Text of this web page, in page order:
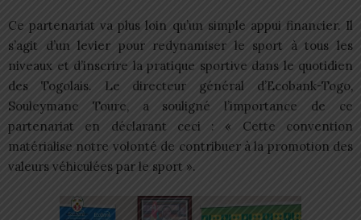
Ce partenariat va plus loin qu’un simple appui financier. Il
s’agit d’un levier pour redynamiser le sport à tous les
niveaux et d’inscrire la pratique sportive dans le quotidien
des Togolais. Le directeur général d’Ecobank-Togo,
Souleymane Toure, a souligné l’importance de ce
partenariat en déclarant ceci : « Cette convention
matérialise notre volonté de contribuer à la promotion des
valeurs véhiculées par le sport ».